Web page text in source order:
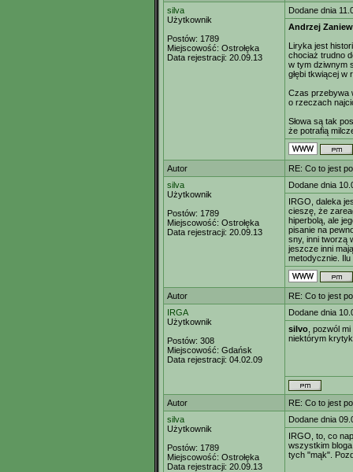
silva
Użytkownik
Postów: 1789
Miejscowość: Ostrołęka
Data rejestracji: 20.09.13
Dodane dnia
Andrzej
Liryka jest
chociaż trudno
w tym dziwnym
głębi tkwiącej w
Czas przebywa
o rzeczach
Słowa są tak
że potrafią
Autor
RE: Co to jest
silva
Użytkownik
Postów: 1789
Miejscowość: Ostrołęka
Data rejestracji: 20.09.13
Dodane dnia
IRGO, daleka
cieszę, że
hiperbolą, ale
pisanie na
sny, inni tworzą
jeszcze inni
metodycznie. Ilu
Autor
RE: Co to jest
IRGA
Użytkownik
Postów: 308
Miejscowość: Gdańsk
Data rejestracji: 04.02.09
Dodane dnia
silvo , pozwól
niektórym
Autor
RE: Co to jest
silva
Użytkownik
Postów: 1789
Miejscowość: Ostrołęka
Data rejestracji: 20.09.13
Dodane dnia
IRGO, to, co
wszystkim
tych "mąk".